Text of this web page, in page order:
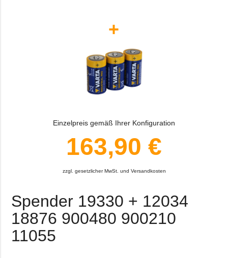
+
Einzelpreis gemäß Ihrer Konfiguration
163,90 €
zzgl. gesetzlicher MwSt. und Versandkosten
Spender 19330 + 12034
18876 900480 900210
11055